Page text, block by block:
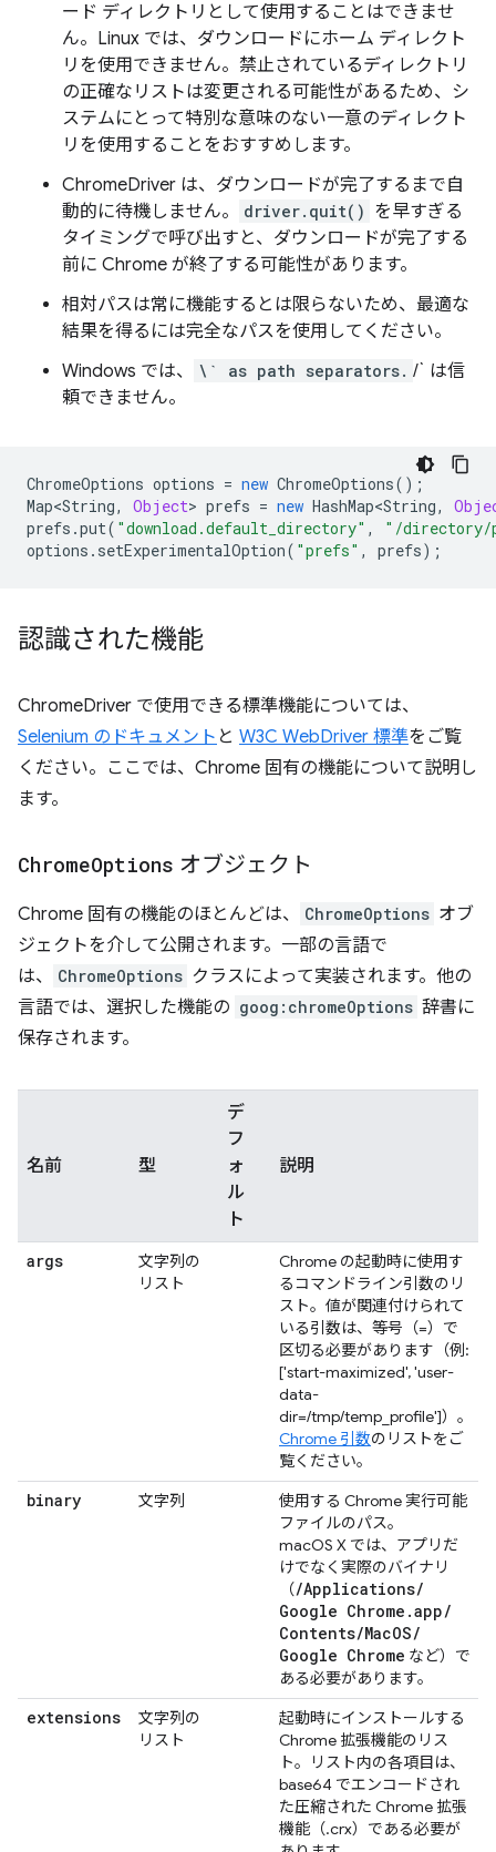
ード ディレクトリとして使用することはできませ
ん。Linux では、ダウンロードにホーム ディレクト
リを使用できません。禁止されているディレクトリ
の正確なリストは変更される可能性があるため、シ
ステムにとって特別な意味のない一意のディレクト
リを使用することをおすすめします。
ChromeDriver は、ダウンロードが完了するまで自
動的に待機しません。
driver.quit() を早すぎる
タイミングで呼び出すと、ダウンロードが完了する
前に Chrome が終了する可能性があります。
相対パスは常に機能するとは限らないため、最適な
結果を得るには完全なパスを使用してください。
Windows では、
\` as path separators. /` は信
頼できません。
ChromeOptions options = new ChromeOptions();
Map<String, Object> prefs = new HashMap<String,
prefs .put( "download.default_directory" ,
"/directory/
options . setExperimentalOption( "prefs" , prefs);
認識された機能
ChromeDriver で使用できる標準機能については、
Selenium のドキュメント と W3C WebDriver 標準をご覧
ください。ここでは、Chrome 固有の機能について説明し
ます。
ChromeOptions オブジェクト
Chrome 固有の機能のほとんどは、 ChromeOptions オブ
ジェクトを介して公開されます。一部の言語で
は、
ChromeOptions クラスによって実装されます。他の
言語では、選択した機能の goog:chromeOptions 辞書に
保存されます。
名前 型
デ
フ
ォ
ル
ト
説明
args
文字列の
リスト
Chrome の起動時に使用す
るコマンドライン引数のリ
スト。値が関連付けられて
いる引数は、等号（=）で
区切る必要があります（例:
['start-maximized', 'user-
data-
dir=/tmp/temp_profile']）。
Chrome 引数のリストをご
覧ください。
binary 文字列
使用する Chrome 実行可能
ファイルのパス。
macOS X では、アプリだ
けでなく実際のバイナリ
（/Applications/
Google Chrome .app/
Contents/MacOS/
Google Chrome など）で
ある必要があります。
extensions
文字列の
リスト
起動時にインストールする
Chrome 拡張機能のリス
ト。リスト内の各項目は、
base64 でエンコードされ
た圧縮された Chrome 拡張
機能（.crx）である必要が